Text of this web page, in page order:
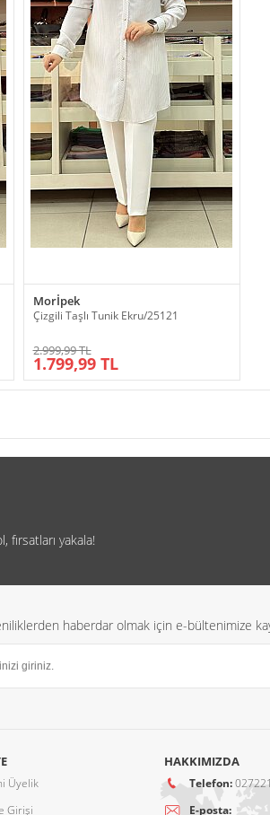
Morİpek
Çizgili Taşlı Tunik Ekru/25121
2.999,99 TL
1.799,99 TL
yakala!
haberdar olmak için e-bültenimize
Üyelik
Girişi
HAKKIMIZDA
Telefon:
E-posta: